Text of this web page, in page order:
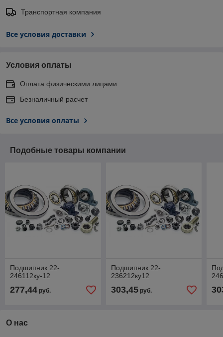
Транспортная компания
Все условия доставки
Условия оплаты
Оплата физическими лицами
Безналичный расчет
Все условия оплаты
Подобные товары компании
Подшипник 22-
246112ку-12
277,44 руб.
Подшипник 22-
236212ку12
303,45руб.
О нас